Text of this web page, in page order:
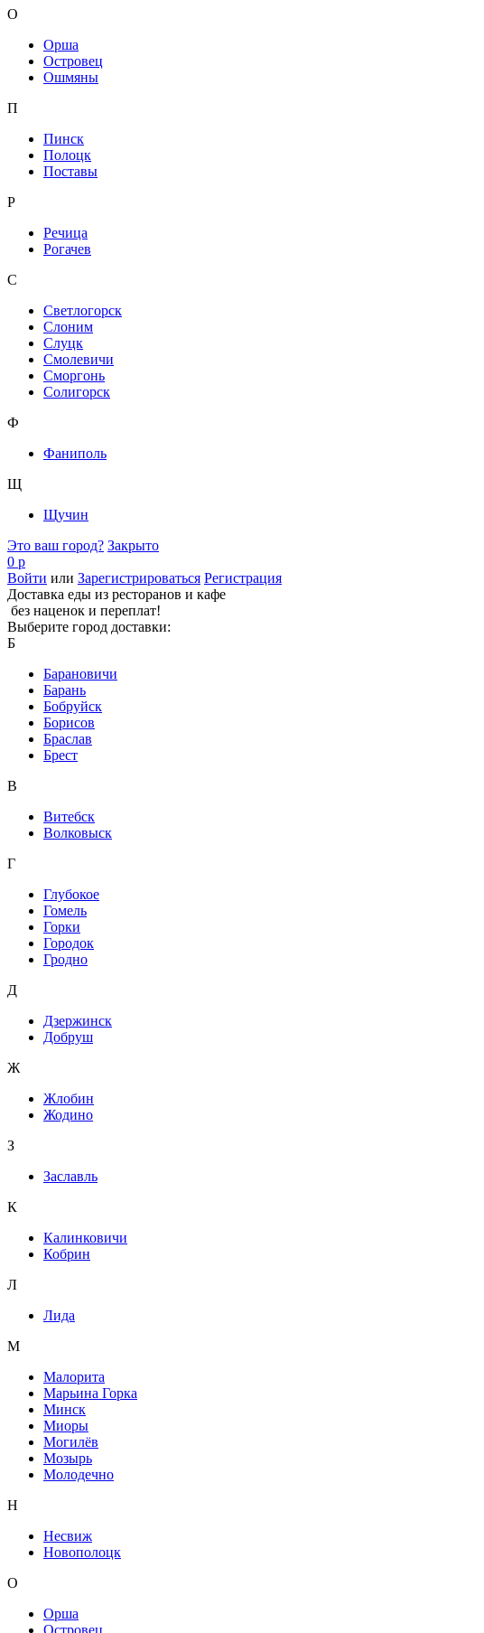
О
Орша
Островец
Ошмяны
П
Пинск
Полоцк
Поставы
Р
Речица
Рогачев
С
Светлогорск
Слоним
Слуцк
Смолевичи
Сморгонь
Солигорск
Ф
Фаниполь
Щ
Щучин
Это ваш город? Закрыто
0 р
Войти или Зарегистрироваться Регистрация
Доставка еды из ресторанов и кафе
без наценок и переплат!
Выберите город доставки:
Б
Барановичи
Барань
Бобруйск
Борисов
Браслав
Брест
В
Витебск
Волковыск
Г
Глубокое
Гомель
Горки
Городок
Гродно
Д
Дзержинск
Добруш
Ж
Жлобин
Жодино
З
Заславль
К
Калинковичи
Кобрин
Л
Лида
М
Малорита
Марьина Горка
Минск
Миоры
Могилёв
Мозырь
Молодечно
Н
Несвиж
Новополоцк
О
Орша
Островец